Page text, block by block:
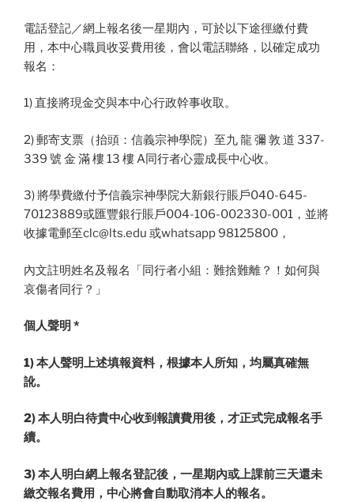
電話登記／網上報名後一星期內，可於以下途徑繳付費
用，本中心職員收妥費用後，會以電話聯絡，以確定成功
報名：
1) 直接將現金交與本中心行政幹事收取。
2) 郵寄支票（抬頭：信義宗神學院）至九 龍 彌 敦 道 337-
339 號 金 滿 樓 13 樓 A同行者心靈成長中心收。
3) 將學費繳付予信義宗神學院大新銀行賬戶040-645-
70123889或匯豐銀行賬戶004-106-002330-001，並將
收據電郵至clc@lts.edu 或whatsapp 98125800，
內文註明姓名及報名「同行者小組：難捨難離？！如何與
哀傷者同行？」
個人聲明 *
1) 本人聲明上述填報資料，根據本人所知，均屬真確無
訛。
2) 本人明白待貴中心收到報讀費用後，才正式完成報名手
續。
3) 本人明白網上報名登記後，一星期內或上課前三天還未
繳交報名費用，中心將會自動取消本人的報名。